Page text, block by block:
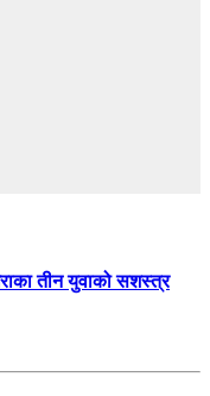
तीन युवाको सशस्त्र